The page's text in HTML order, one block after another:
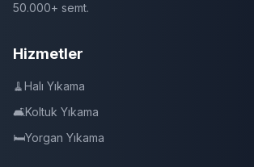
50.000+ semt.
Hizmetler
🧹Halı Yıkama
🛋️Koltuk Yıkama
🛏️Yorgan Yıkama